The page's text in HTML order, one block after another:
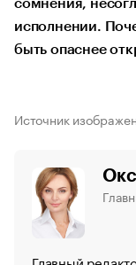
сомнения,
исполнении.
быть опаснее
Источник